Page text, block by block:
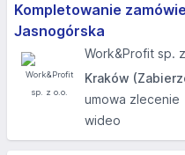
Kompletowanie
Jasnogórska​
Work&Profit sp.
Kraków
umowa zlecenie
wideo